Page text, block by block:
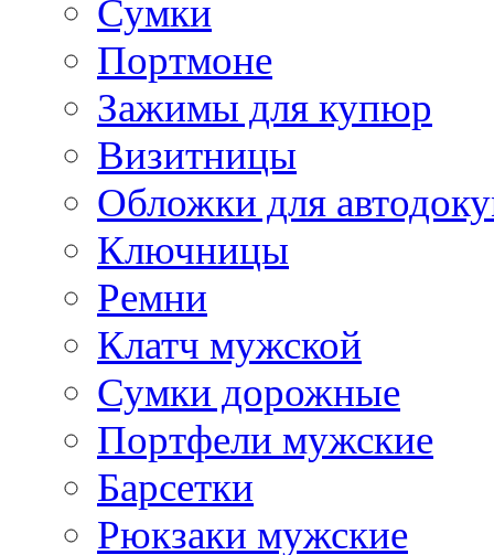
Сумки
Портмоне
Зажимы для купюр
Визитницы
Обложки для
Ключницы
Ремни
Клатч мужской
Сумки дорожные
Портфели мужские
Барсетки
Рюкзаки мужские